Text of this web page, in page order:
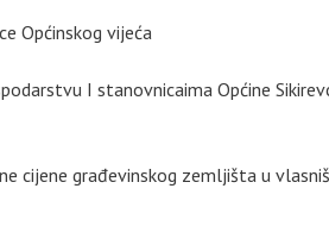
Općinskog vijeća
I stanovnicaima Općine
cijene građevinskog zemljišta u